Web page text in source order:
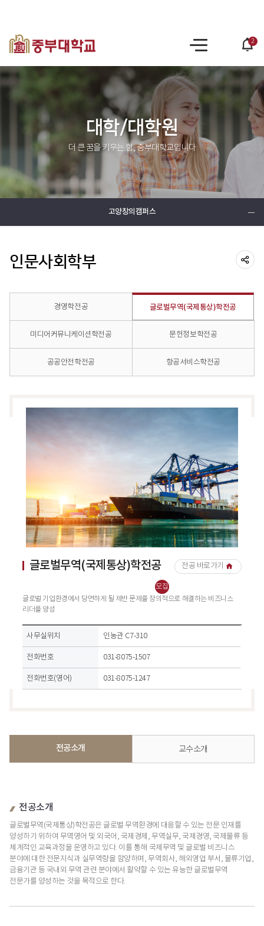
사
트
맵
2
대학/대학원
더 큰 꿈을 키우는 힘, 중부대학교입니다
고양창의캠퍼스
인문사회학부
경영학전공 글로벌무역(국제통상)학전공
미디어커뮤니케이션학전공 문헌정보학전공
공공안전학전공 항공서비스학전공
글로벌무역(국제통상)학전공 전공 바로가기
모집
글로벌 기업환경에서 당면하게 될 제반 문제를 창의적으로 해결하는 비즈니스
리더를 양성
사무실위치,전화번호
사무실위치 인농관 C7-310
전화번호 031-8075-1507
전화번호(영어) 031-8075-1247
전공소개 교수소개
전공소개
글로벌무역(국제통상)학전공은 글로벌 무역환경에 대응할 수 있는 전문 인재를
양성하기 위하여 무역영어 및 외국어, 국제경제, 무역실무, 국제경영, 국제물류 등
체계적인 교육과정을 운영하고 있다. 이를 통해 국제무역 및 글로벌 비즈니스
분야에 대한 전문지식과 실무역량을 함양하며, 무역회사, 해외영업 부서, 물류기업,
금융기관 등 국내외 무역 관련 분야에서 활약할 수 있는 유능한 글로벌무역
전문가를 양성하는 것을 목적으로 한다.